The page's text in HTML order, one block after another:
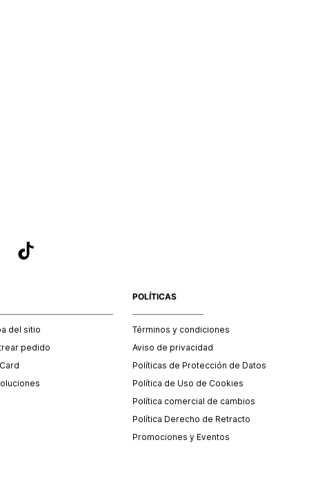
del sitio
pedido
POLÍTICAS
Términos y condiciones
Aviso de privacidad
Políticas de Protección de Datos
Política de Uso de Cookies
Política comercial de cambios
Política Derecho de Retracto
Promociones y Eventos